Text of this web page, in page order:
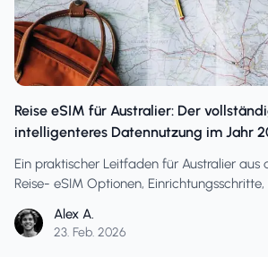
Reise eSIM für Australier: Der
intelligenteres Datennutzung im Jahr
Ein praktischer Leitfaden für Australier aus
Reise- eSIM Optionen,
vernetzt sind und böse Überraschungen
Alex A.
23. Feb. 2026